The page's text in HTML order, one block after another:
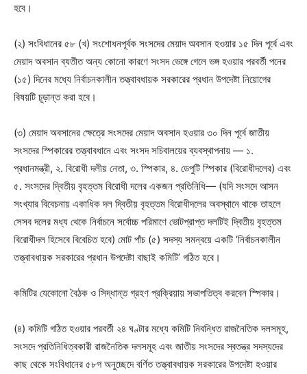
হবে।
(২) সংবিধানের ৫৮ (খ) সংশোধনপূর্বক সংসদের মেয়াদ অবসান হওয়ার ১৫ দিন পূর্বে এবং
মেয়াদ অবসান ব্যতীত অন্য কোনো কারণে সংসদ ভেঙ্গে গেলে ভঙ্গ হওয়ার পরবর্তী পনের
(১৫) দিনের মধ্যে নির্বাচনকালীন তত্ত্বাবধায়ক সরকারের প্রধান উপদেষ্টা নিয়োগের
বিষয়টি চূড়ান্ত করা হবে।
(৩) মেয়াদ অবসানের ক্ষেত্রে সংসদের মেয়াদ অবসান হওয়ার ৩০ দিন পূর্বে জাতীয়
সংসদের স্পিকারের তত্ত্বাবধানে এবং সংসদ সচিবালয়ের ব্যবস্থাপনায় — ১.
প্রধানমন্ত্রী, ২. বিরোধী দলীয় নেতা, ৩. স্পিকার, ৪. ডেপুটি স্পিকার (বিরোধীদলের) এবং
৫. সংসদের দ্বিতীয় বৃহত্তম বিরোধী দলের একজন প্রতিনিধি— (যদি সংসদে আসন
সংখ্যার বিবেচনায় একাধিক দল দ্বিতীয় বৃহত্তম বিরোধীদলের অবস্থানে থাকে তাহলে
সেসব দলের মধ্য থেকে নির্বাচনে সর্বোচ্চ পরিমাণে ভোটপ্রাপ্ত দলটিই দ্বিতীয় বৃহত্তম
বিরোধীদল হিসেবে বিবেচিত হবে) মোট পাঁচ (৫) সদস্য সমন্বয়ে একটি ‘নির্বাচনকালীন
তত্ত্বাবধায়ক সরকারের প্রধান উপদেষ্টা বাছাই কমিটি’ গঠিত হবে।
কমিটির যেকোনো বৈঠক ও সিদ্ধান্ত গ্রহণ প্রক্রিয়ায় সভাপতিত্ব করবেন স্পিকার।
(৪) কমিটি গঠিত হওয়ার পরবর্তী ২৪ ঘণ্টার মধ্যে কমিটি নিবন্ধিত রাজনৈতিক দলসমূহ,
সংসদে প্রতিনিধিত্বকারী রাজনৈতিক দলসমূহ এবং জাতীয় সংসদের স্বতন্ত্র সদস্যদের
কাছ থেকে সংবিধানের ৫৮গ অনুচ্ছেদে বর্ণিত তত্ত্বাবধায়ক সরকারের উপদেষ্টা হওয়ার